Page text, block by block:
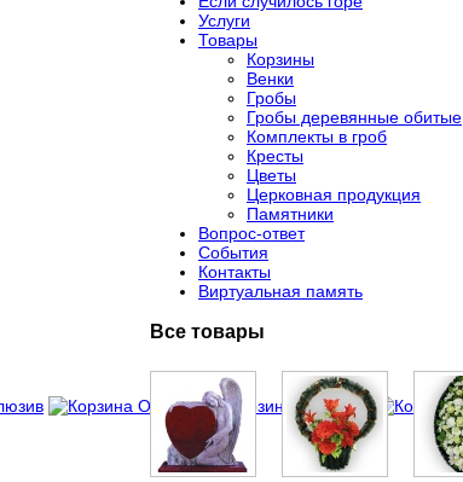
Услуги
Товары
Корзины
Венки
Гробы
Гробы деревянные обитые
Комплекты в гроб
Кресты
Цветы
Церковная продукция
Памятники
Вопрос-ответ
События
Контакты
Виртуальная память
Все товары